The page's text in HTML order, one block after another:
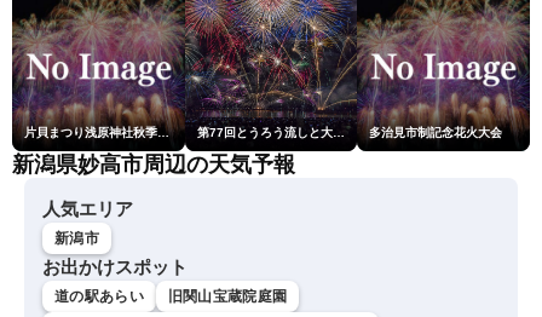
片貝まつり浅原神社秋季例大祭奉納大煙火 第77回とうろう流しと大花火大会 多治見市制記念花火大会
新潟県妙高市周辺の天気予報
人気エリア
新潟市
お出かけスポット
道の駅あらい
旧関山宝蔵院庭園